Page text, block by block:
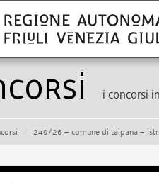
i concorsi
249/26 – comune di taipana – istruttore direttivo